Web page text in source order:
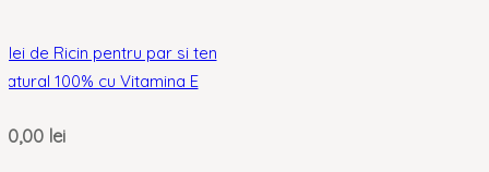
de Ricin pentru par si ten
100% cu Vitamina E
lei